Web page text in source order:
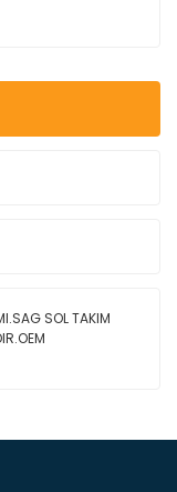
SOL TAKIM